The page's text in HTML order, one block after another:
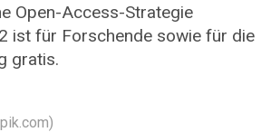
Open-Access-Strategie
ist für Forschende sowie für die
gratis.